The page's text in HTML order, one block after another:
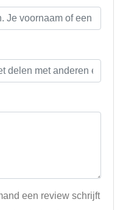
een review schrijft